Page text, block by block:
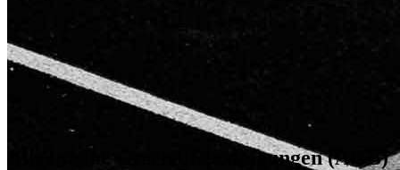
Allgemeine Geschäftsbedingungen (AGB)